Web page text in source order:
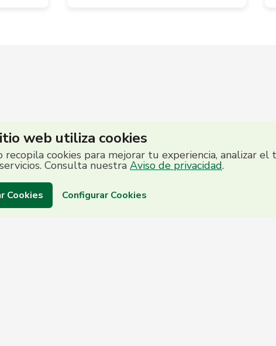
web utiliza cookies
recopila cookies para mejorar tu experiencia, analizar el
Consulta nuestra Aviso de privacidad.
Cookies Configurar Cookies